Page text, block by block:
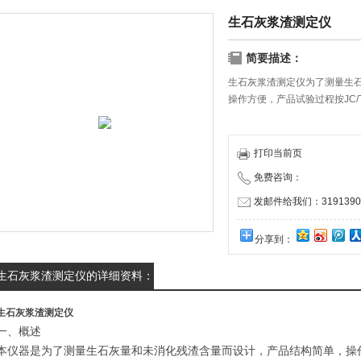
生石灰浆渣测定仪
简要描述：
生石灰浆渣测定仪为了测量生
操作方便，产品试验过程按
打印当前页
免费咨询：
发邮件给我们：
分享到：
石灰浆渣测定仪的详细资料：
石灰浆渣测定仪
、概述
仪器是为了测量生石灰量和未消化残渣含量而设计，产品结构简单，操